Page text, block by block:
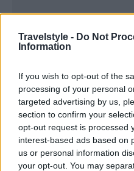
Travelstyle - Do Not
Information
If you wish to opt-out of the
processing of your personal
targeted advertising by us,
section to confirm your
opt-out request is processed
interest-based ads based on
us or personal information
your opt-out. You may